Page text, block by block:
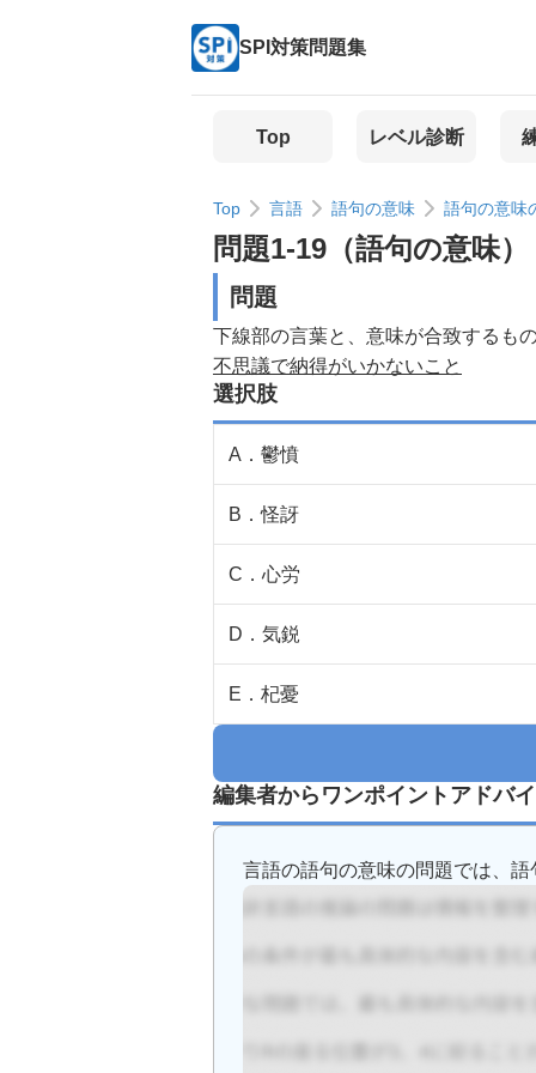
SPI対策問題集
Top レベル診断
Top 言語 語句の意味 語句の意味
問題1-19 （語句の意味）
問題
下線部の言葉と、意味が合致するも
不思議で納得がいかないこと
選択肢
A ． 鬱憤
B ．怪訝
C ． 心労
D ． 気鋭
E ． 杞憂
編集者からワンポイントアドバ
言語の語句の意味の問題では、